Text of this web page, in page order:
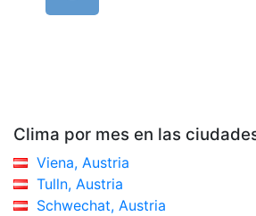
Clima por mes en las
Viena, Austria
Tulln, Austria
Schwechat, Austria